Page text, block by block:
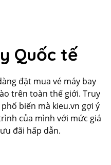
Quốc tế
đặt mua vé máy bay
trên toàn thế giới. Truy
biến mà kieu.vn gợi ý
của mình với mức giá
đãi hấp dẫn.